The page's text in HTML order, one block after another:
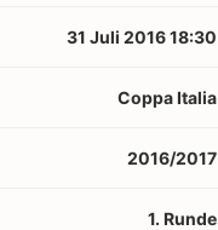
31 Juli 2016 18:30
Coppa Italia
2016/2017
1. Runde